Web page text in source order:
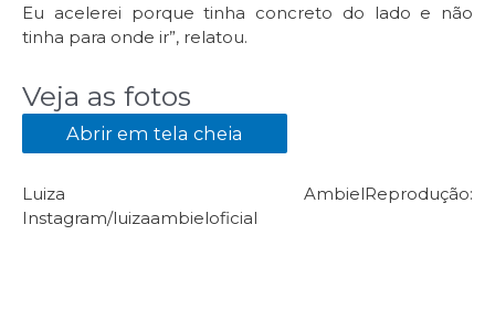
Eu acelerei porque tinha concreto do lado e não
tinha para onde ir”, relatou.
Veja as fotos
Abrir em tela cheia
Luiza AmbielReprodução:
Instagram/luizaambieloficial